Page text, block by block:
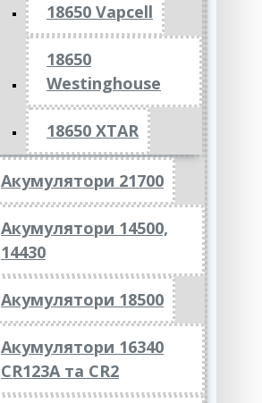
18650 Vapcell
18650
Westinghouse
18650 XTAR
Акумулятори 21700
Акумулятори 14500,
14430
Акумулятори 18500
Акумулятори 16340
CR123A та CR2